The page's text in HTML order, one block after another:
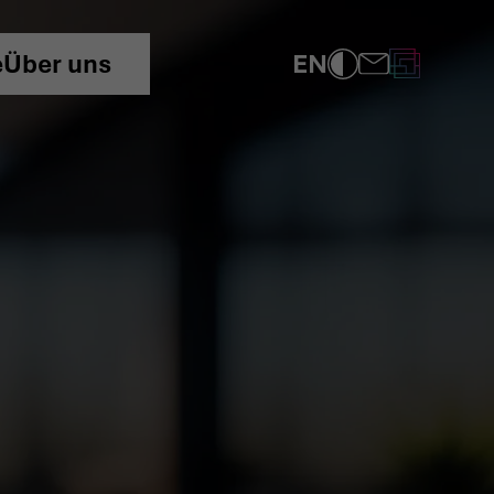
Über uns EN